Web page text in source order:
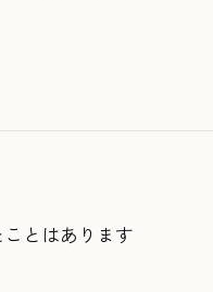
とはあります